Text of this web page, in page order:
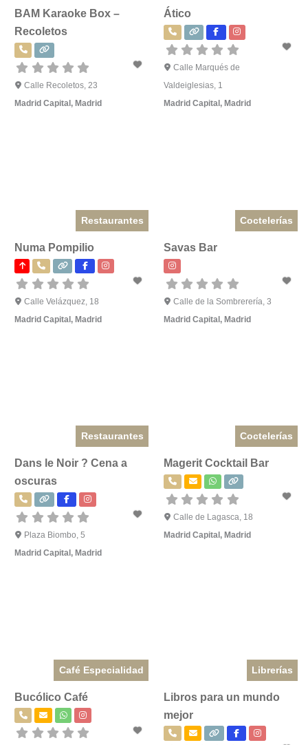
BAM Karaoke Box –
Recoletos
Calle Recoletos, 23
Madrid Capital , Madrid
Ático
Calle Marqués de
Valdeiglesias, 1
Madrid Capital , Madrid
Restaurantes
Numa Pompilio
Calle Velázquez, 18
Madrid Capital, Madrid
Coctelerías
Savas Bar
Calle de la Sombrerería, 3
Madrid Capital,Madrid
Restaurantes
Dans le Noir ? Cena a
oscuras
Plaza Biombo, 5
Madrid Capital , Madrid
Coctelerías
Magerit Cocktail Bar
Calle de Lagasca, 18
Madrid Capital , Madrid
Café Especialidad
Bucólico Café
Librerías
Libros para un mundo
mejor